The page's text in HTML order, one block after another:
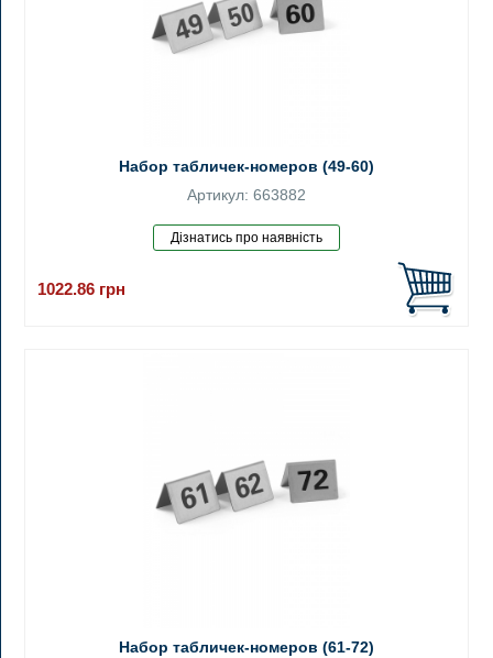
Набор табличек-номеров (49-60)
Артикул: 663882
1022.86 грн
Набор табличек-номеров (61-72)